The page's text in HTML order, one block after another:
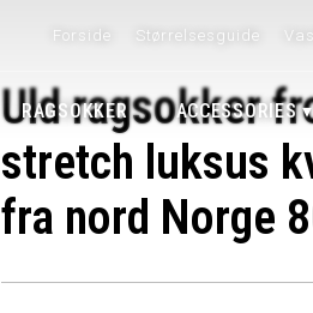
Forside Størrelsesguide
RAGSOKKER ACCESSORIES
Uld ragsokker
stretch luksus
fra nord Norge